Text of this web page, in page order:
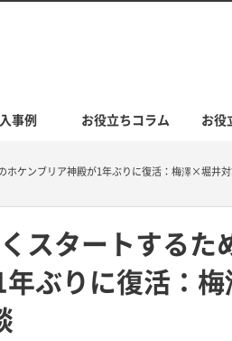
事例 お役立ちコラム お役
ホケンブリア神殿が1年ぶりに復活：梅澤×堀井
スタートするた
ぶりに復活：